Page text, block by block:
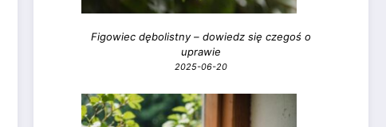
Figowiec dębolistny – dowiedz się czegoś o
uprawie
2025-06-20